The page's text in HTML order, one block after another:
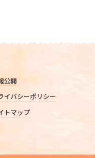
公開
イバシーポリシー
トマップ